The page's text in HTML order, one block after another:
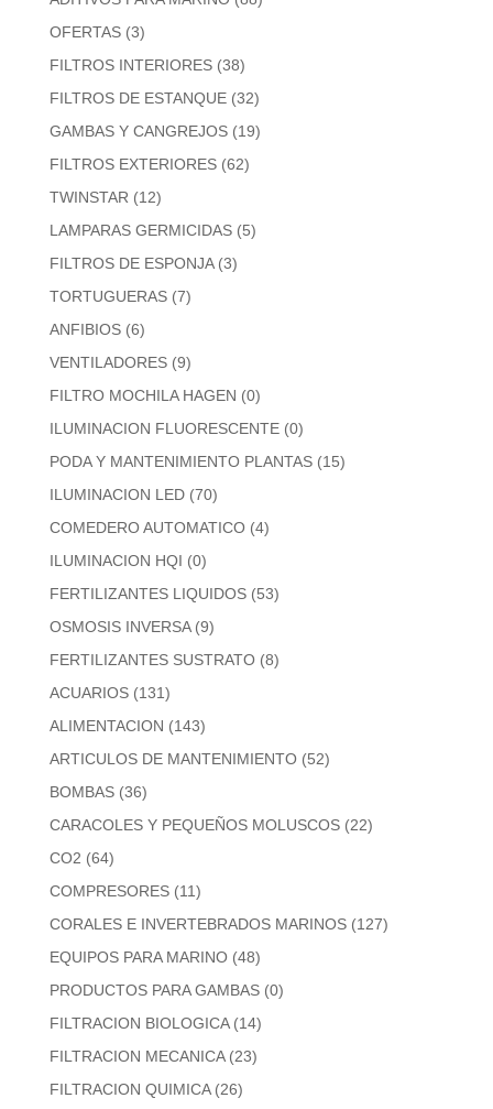
OFERTAS (3)
FILTROS INTERIORES (38)
FILTROS DE ESTANQUE (32)
GAMBAS Y CANGREJOS (19)
FILTROS EXTERIORES (62)
TWINSTAR (12)
LAMPARAS GERMICIDAS (5)
FILTROS DE ESPONJA (3)
TORTUGUERAS (7)
ANFIBIOS (6)
VENTILADORES (9)
FILTRO MOCHILA HAGEN (0)
ILUMINACION FLUORESCENTE (0)
PODA Y MANTENIMIENTO PLANTAS (15)
ILUMINACION LED (70)
COMEDERO AUTOMATICO (4)
ILUMINACION HQI (0)
FERTILIZANTES LIQUIDOS (53)
OSMOSIS INVERSA (9)
FERTILIZANTES SUSTRATO (8)
ACUARIOS (131)
ALIMENTACION (143)
ARTICULOS DE MANTENIMIENTO (52)
BOMBAS (36)
CARACOLES Y PEQUEÑOS MOLUSCOS (22)
CO2 (64)
COMPRESORES (11)
CORALES E INVERTEBRADOS MARINOS (127)
EQUIPOS PARA MARINO (48)
PRODUCTOS PARA GAMBAS (0)
FILTRACION BIOLOGICA (14)
FILTRACION MECANICA (23)
FILTRACION QUIMICA (26)